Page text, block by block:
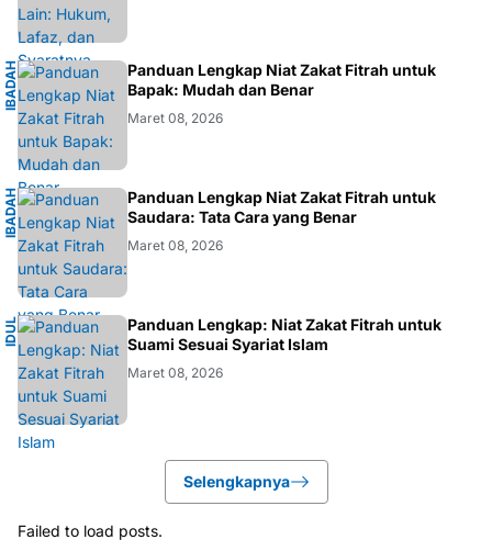
I
B
A
DA
H
I
S
L
AM
Panduan Lengkap Niat Zakat Fitrah untuk
Bapak: Mudah dan Benar
Maret 08, 2026
I
B
A
DA
H
I
S
L
AM
Panduan Lengkap Niat Zakat Fitrah untuk
Saudara: Tata Cara yang Benar
Maret 08, 2026
I
D
U
L
F
I
T
RI
Panduan Lengkap: Niat Zakat Fitrah untuk
Suami Sesuai Syariat Islam
Maret 08, 2026
Selengkapnya
Failed to load posts.